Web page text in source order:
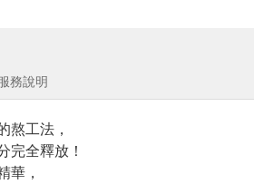
務說明
熬工法，
完全釋放！
華，